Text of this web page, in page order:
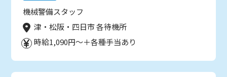
機械警備スタッフ
津・松阪・四日市 各待機所
時給1,090円～＋各種手当あり